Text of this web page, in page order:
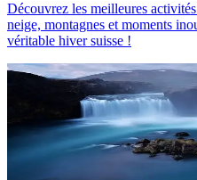
Découvrez les meilleures
neige, montagnes et moments
véritable hiver suisse !